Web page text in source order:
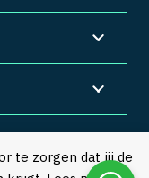
te zorgen dat jij de